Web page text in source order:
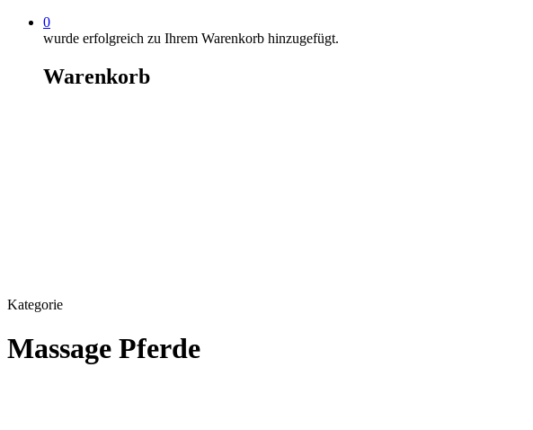
0
wurde erfolgreich zu Ihrem Warenkorb hinzugefügt.
Warenkorb
Kategorie
Massage Pferde